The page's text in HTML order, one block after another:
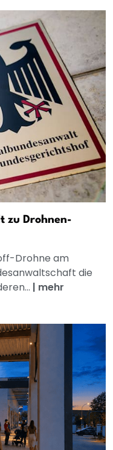
zu Drohnen-
Drohne am
die
| mehr